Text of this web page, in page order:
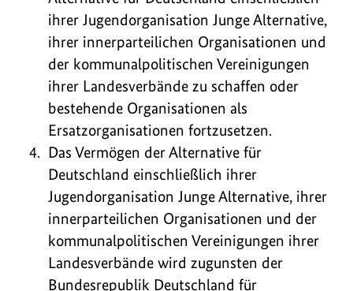
ihrer Jugendorganisation Junge Alternative,
ihrer innerparteilichen Organisationen und
der kommunalpolitischen Vereinigungen
ihrer Landesverbände zu schaffen oder
bestehende Organisationen als
Ersatzorganisationen fortzusetzen.
Das Vermögen der Alternative für
Deutschland einschließlich ihrer
Jugendorganisation Junge Alternative, ihrer
innerparteilichen Organisationen und der
kommunalpolitischen Vereinigungen ihrer
Landesverbände wird zugunsten der
Bundesrepublik Deutschland für